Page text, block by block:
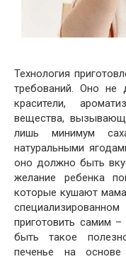
Технология
требований. Оно не
красители,
вещества,
лишь минимум
натуральными
оно должно быть
желание ребенка
которые кушают
приготовить самим
быть такое
печенье на основе